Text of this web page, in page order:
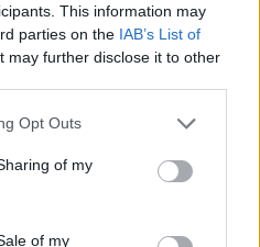
This information may
parties on the IAB’s List of
may further disclose it to other
Opt Outs
of my
of my
Válasz erre